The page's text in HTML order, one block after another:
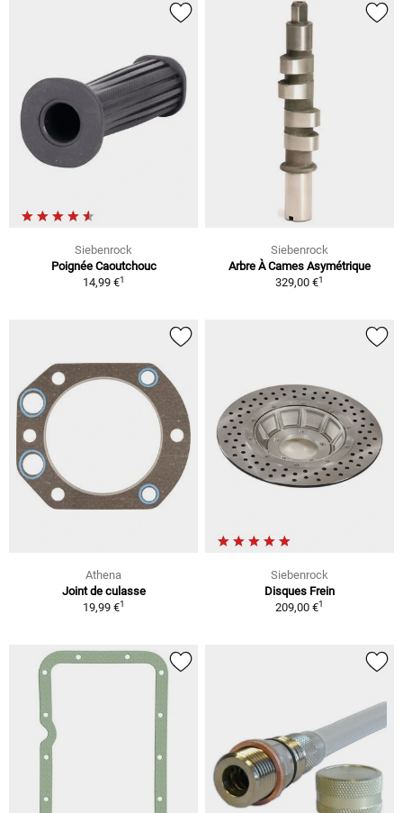
Siebenrock
Poignée Caoutchouc
14,99 €1
Siebenrock
Arbre À Cames Asymétrique
329,00 €1
Athena
Joint de culasse
19,99 €1
Siebenrock
Disques Frein
209,00 €1